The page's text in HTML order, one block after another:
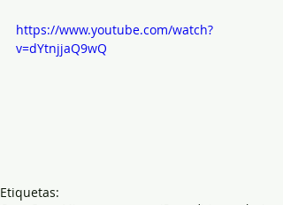
https://www.youtube.com/watch?
v=dYtnjjaQ9wQ
Etiquetas: